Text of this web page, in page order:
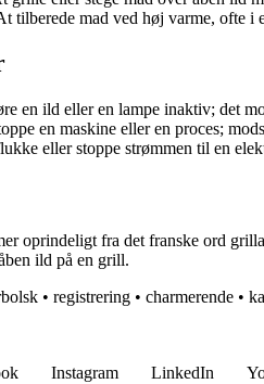
tilberede mad ved høj varme, ofte i
en ild eller en lampe inaktiv; det
en maskine eller en proces;
eller stoppe strømmen til en
oprindeligt fra det franske ord
ild på en grill.
• registrering • charmerende •
Instagram LinkedIn